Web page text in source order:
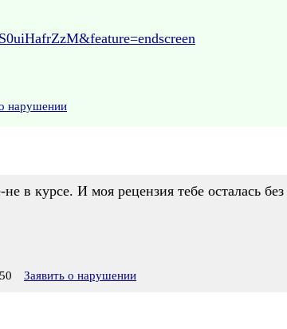
нарушении
в курсе. И моя рецензия тебе осталась
Заявить о нарушении